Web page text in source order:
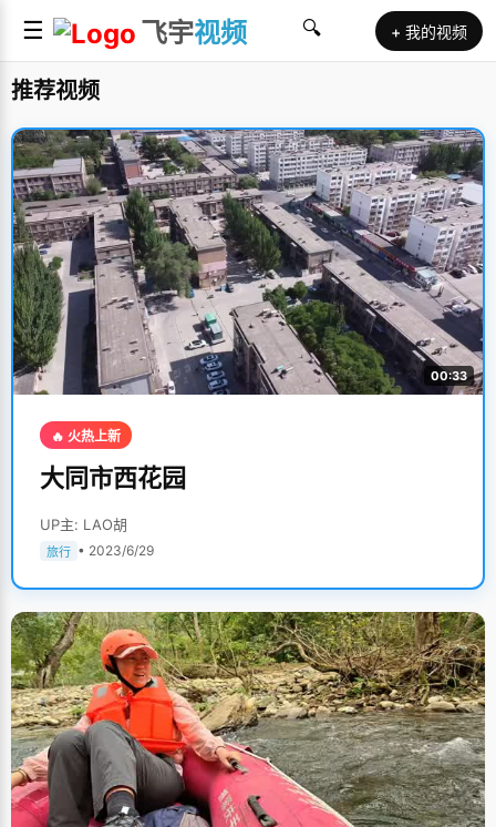
☰ 飞宇视频 🔍 + 我的视频
推荐视频
00:33
🔥 火热上新
大同市西花园
UP主: LAO胡
旅行 • 2023/6/29